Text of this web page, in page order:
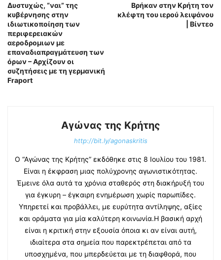
Δυστυχώς, “ναι” της
κυβέρνησης στην
ιδιωτικοποίηση των
περιφερειακών
αεροδρομιων με
επαναδιαπραγμάτευση των
όρων – Αρχίζουν οι
συζητήσεις με τη γερμανική
Fraport
Βρήκαν στην Κρήτη τον
κλέφτη του ιερού λειψάνου
| Βίντεο
Αγώνας της Κρήτης
http://bit.ly/agonaskritis
Ο “Αγώνας της Κρήτης” εκδόθηκε στις 8 Ιουλίου του 1981.
Είναι η έκφραση μιας πολύχρονης αγωνιστικότητας.
Έμεινε όλα αυτά τα χρόνια σταθερός στη διακήρυξή του
για έγκυρη – έγκαιρη ενημέρωση χωρίς παρωπίδες.
Υπηρετεί και προβάλλει, με ευρύτητα αντίληψης, αξίες
και οράματα για μία καλύτερη κοινωνία.Η βασική αρχή
είναι η κριτική στην εξουσία όποια κι αν είναι αυτή,
ιδιαίτερα στα σημεία που παρεκτρέπεται από τα
υποσχημένα, που μπερδεύεται με τη διαφθορά, που